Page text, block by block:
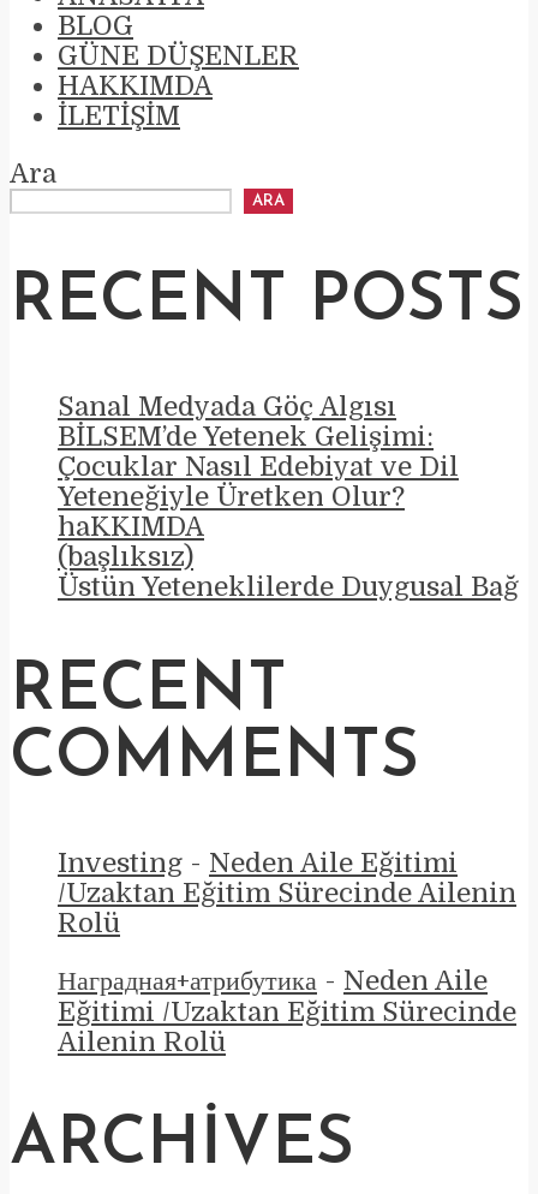
BLOG
GÜNE DÜŞENLER
HAKKIMDA
İLETIŞIM
Ara
ARA
RECENT POSTS
Sanal Medyada Göç Algısı
BİLSEM’de Yetenek Gelişimi:
Çocuklar Nasıl Edebiyat ve Dil
Yeteneğiyle Üretken Olur?
haKKIMDA
(başlıksız)
Üstün Yeteneklilerde Duygusal Bağ
RECENT
COMMENTS
Investing - Neden Aile Eğitimi
/Uzaktan Eğitim Sürecinde Ailenin
Rolü
Наградная+атрибутика - Neden Aile
Eğitimi /Uzaktan Eğitim Sürecinde
Ailenin Rolü
ARCHIVES